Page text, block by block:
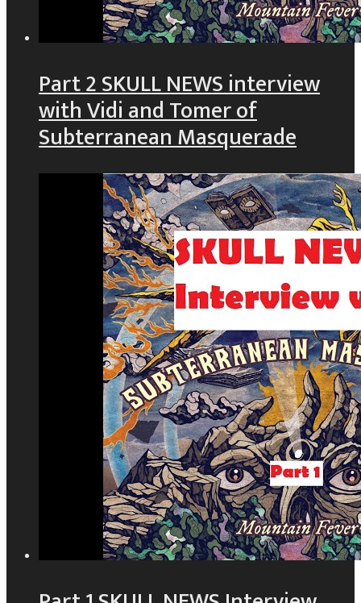
Part 2 SKULL NEWS interview
with Vidi and Tomer of
Subterranean Masquerade